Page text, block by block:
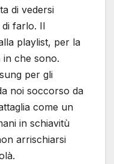
di vedersi
farlo. Il
playlist, per la
in che sono.
per gli
noi soccorso da
come un
in schiavitù
arrischiarsi